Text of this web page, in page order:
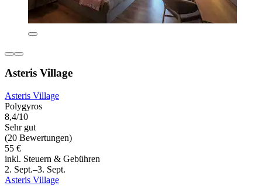
Asteris Village
Asteris Village
Polygyros
8,4/10
Sehr gut
(20 Bewertungen)
55 €
inkl. Steuern & Gebühren
2. Sept.–3. Sept.
Asteris Village